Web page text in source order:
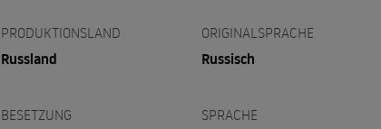
PRODUKTIONSLAND
Russland
ORIGINALSPRACHE
Russisch
BESETZUNG SPRACHE